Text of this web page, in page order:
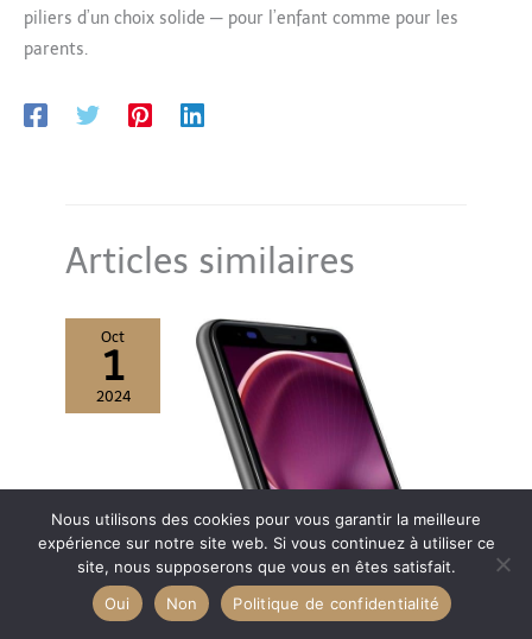
piliers d’un choix solide — pour l’enfant comme pour les
parents.
Articles similaires
Oct
1
2024
Nous utilisons des cookies pour vous garantir la meilleure
expérience sur notre site web. Si vous continuez à utiliser ce
site, nous supposerons que vous en êtes satisfait.
Oui
Non Politique de confidentialité